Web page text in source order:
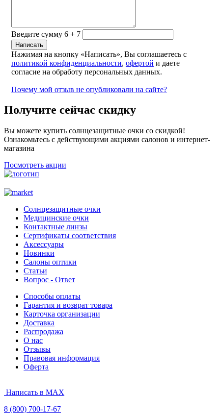
Введите сумму 6 + 7
Нажимая на кнопку «Написать», Вы соглашаетесь с
политикой конфиденциальности, офертой и даете
согласие на обработу персональных данных.
Почему мой отзыв не опубликовали на сайте?
Получите сейчас скидку
Вы можете купить солнцезащитные очки со скидкой!
Ознакомьтесь с действующими акциями салонов и интернет-
магазина
Посмотреть акции
Солнцезащитные очки
Медицинские очки
Контактные линзы
Сертификаты соответствия
Аксессуары
Новинки
Салоны оптики
Статьи
Вопрос - Ответ
Способы оплаты
Гарантия и возврат товара
Карточка организации
Доставка
Распродажа
О нас
Отзывы
Правовая информация
Оферта
Написать в MAX
8 (800) 700-17-67